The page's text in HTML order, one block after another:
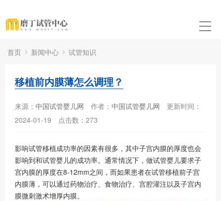
首页 新闻中心 试管知识
移植前内膜薄怎么调理？
来源： 中国试管婴儿网 作者： 中国试管婴儿网
更新时间：
2024-01-19
点击数： 273
影响试管移植成功率的因素有很多，其中子宫内膜的厚度也会
影响到和试管婴儿的成功率。通常情况下，做试管婴儿要求子
宫内膜的厚度在8-12mm之间，而如果患者在试管移植前子宫
内膜薄，可以通过药物治疗、食物治疗、宫腔灌注以及子宫内
膜微刺激术增厚内膜。